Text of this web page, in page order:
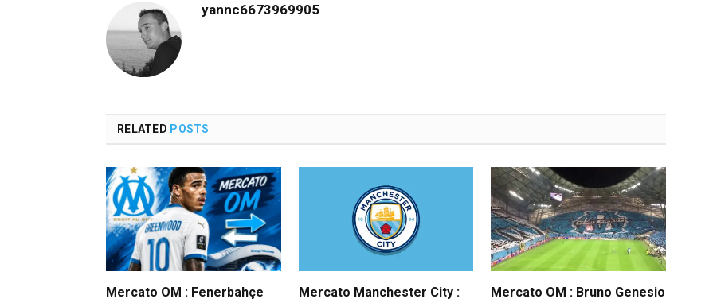
yannc6673969905
RELATED POSTS
Mercato OM : Fenerbahçe
Mercato Manchester City :
Mercato OM : Bruno Genesio